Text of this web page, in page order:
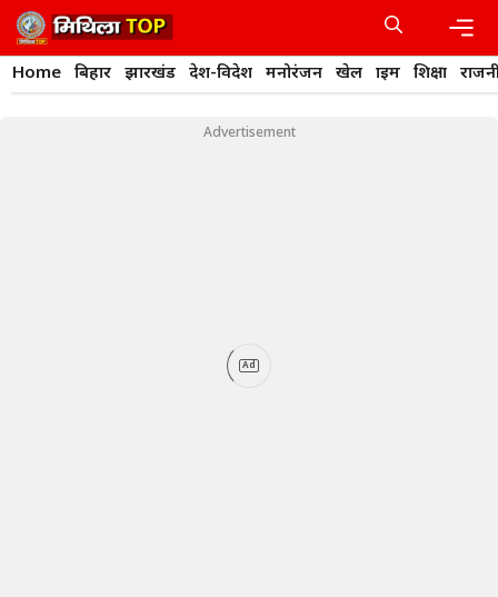
Skip
to
content
Home बिहार झारखंड देश-विदेश मनोरंजन खेल क्राइम शिक्षा
Advertisement
Ad